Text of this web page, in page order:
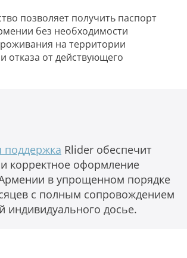
позволяет получить паспорт
без необходимости
на территории
отказа от действующего
Rlider обеспечит
корректное оформление
в упрощенном порядке
с полным сопровождением
индивидуального досье.